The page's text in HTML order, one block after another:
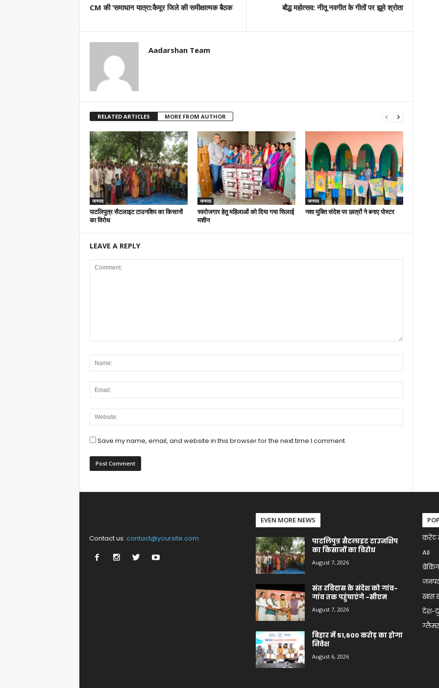
CM की ‘समाधान यात्रा:कैमूर जिले की समीक्षात्मक बैठक बौद्ध महोत्सव: नीतू नवगीत के गीतों पर झूमे श्रोता
Aadarshan Team
RELATED ARTICLES MORE FROM AUTHOR
जनपद
पाटलिपुत्र सैटलाइट टाउनशिप का किसानों
का विरोध
जनपद
स्वरोजगार हेतु महिलाओं को दिया गया सिलाई
मशीन
जनपद
नशा मुक्ति संदेश पर छात्रों ने बनाए पोस्टर
LEAVE A REPLY
Save my name, email, and website in this browser for the next time I comment.
Contact us: contact@yoursite.com
EVEN MORE NEWS
पाटलिपुत्र सैटलाइट टाउनशिप
का किसानों का विरोध
August 7, 2026
संत रविदास के संदेश को गांव-
गांव तक पहुंचाएंगे -सीएम
August 7, 2026
बिहार में 51,600 करोड़ का होगा
निवेश
August 6, 2026
करेंट
All
खास
देश-
ग्लैमर